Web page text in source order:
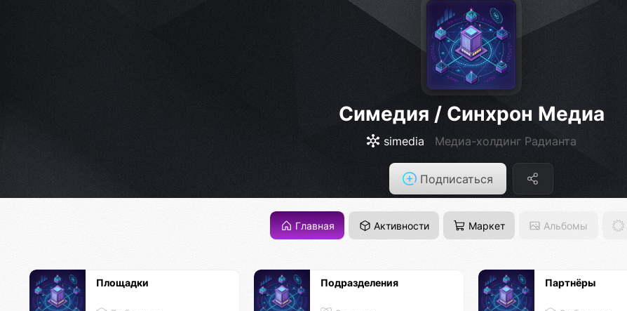
Симедия / Синхрон Медиа
simedia Медиа-холдинг Радианта
Подписаться
Главная Активности Маркет Альбомы
Площадки Подразделения Партнёры